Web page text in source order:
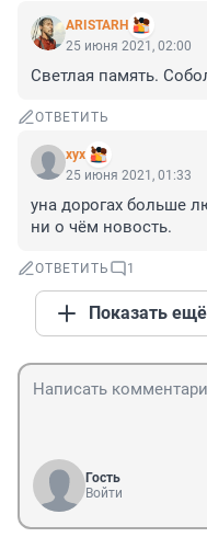
ARISTARH
25 июня 2021, 02:00
Светлая память.
ОТВЕТИТЬ
хух
25 июня 2021, 01:33
yна дорогах больше
ни о чём новость.
ОТВЕТИТЬ 1
Показать
Гость
Войти